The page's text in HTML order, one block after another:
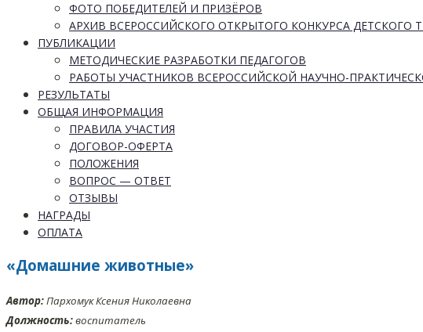
ФОТО ПОБЕДИТЕЛЕЙ И ПРИЗЁРОВ
АРХИВ ВСЕРОССИЙСКОГО ОТКРЫТОГО КОНКУРСА ДЕТСКОГО
ПУБЛИКАЦИИ
МЕТОДИЧЕСКИЕ РАЗРАБОТКИ ПЕДАГОГОВ
РАБОТЫ УЧАСТНИКОВ ВСЕРОССИЙСКОЙ НАУЧНО-
РЕЗУЛЬТАТЫ
ОБЩАЯ ИНФОРМАЦИЯ
ПРАВИЛА УЧАСТИЯ
ДОГОВОР-ОФЕРТА
ПОЛОЖЕНИЯ
ВОПРОС — ОТВЕТ
ОТЗЫВЫ
НАГРАДЫ
ОПЛАТА
«Домашние животные»
Автор:Пархомук Ксения Николаевна
Должность:воспитатель